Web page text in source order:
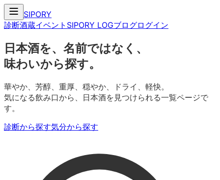
SIPORY
診断酒蔵イベント SIPORY LOGブログログイン
日本酒を、名前ではなく、
味わいから探す。
華やか、芳醇、重厚、穏やか、ドライ、軽快。
気になる飲み口から、日本酒を見つけられる一覧ページで
す。
診断から探す気分から探す